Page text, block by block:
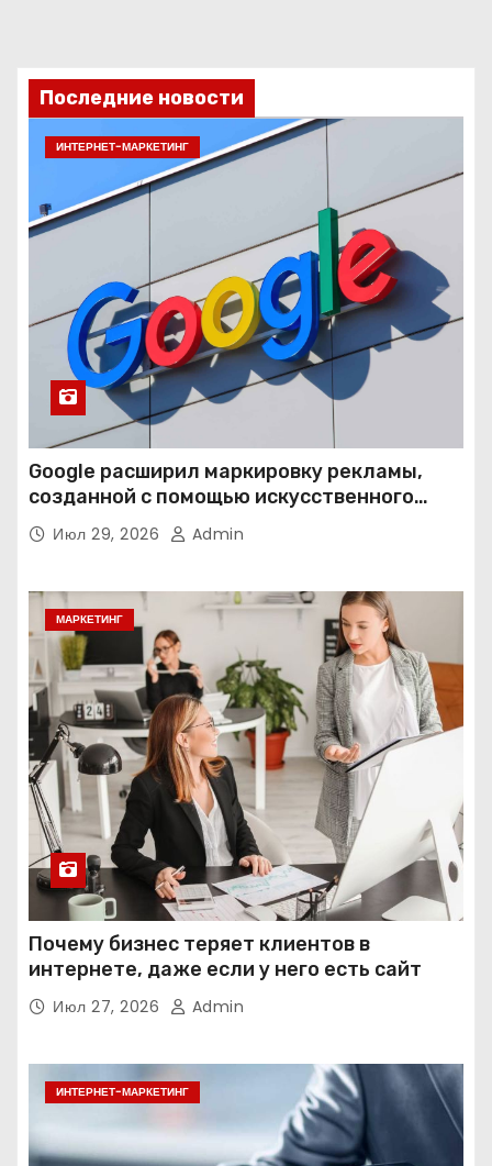
Последние новости
ИНТЕРНЕТ-МАРКЕТИНГ
Google расширил маркировку рекламы,
созданной с помощью искусственного
интеллекта
Июл 29, 2026 Admin
МАРКЕТИНГ
Почему бизнес теряет клиентов в
интернете, даже если у него есть сайт
Июл 27, 2026 Admin
ИНТЕРНЕТ-МАРКЕТИНГ